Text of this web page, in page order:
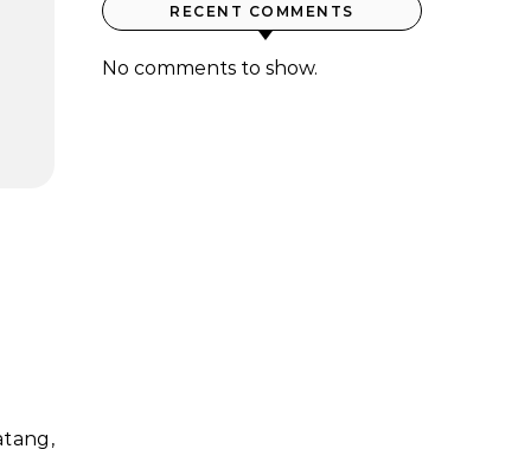
RECENT COMMENTS
No comments to show.